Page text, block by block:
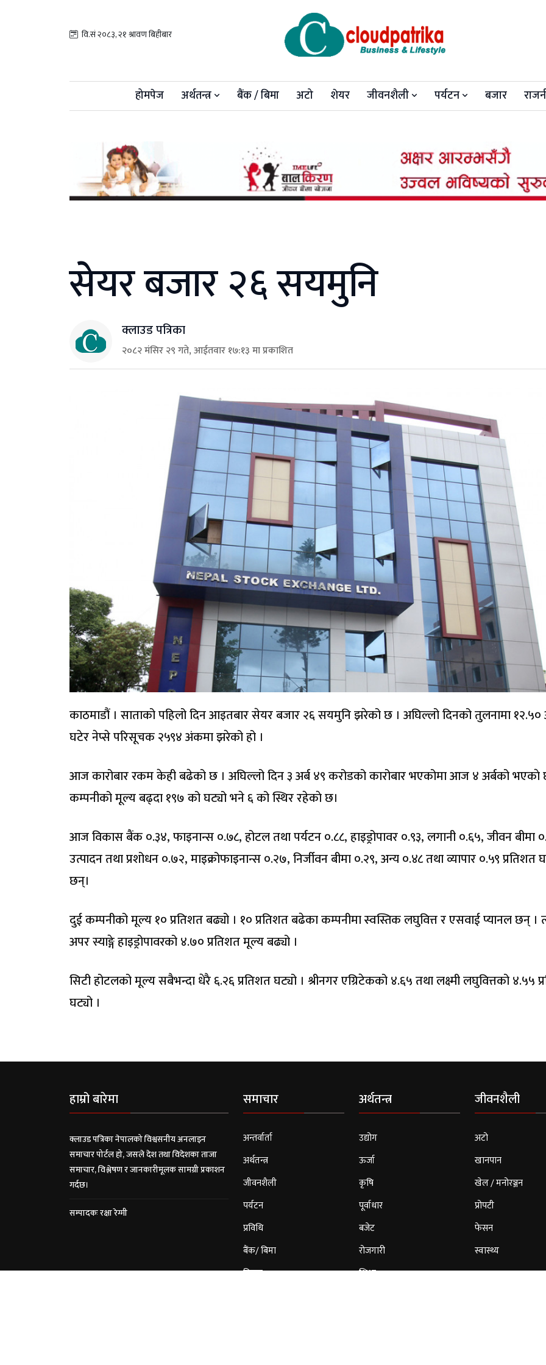
वि.सं २०८३, २१ श्रावण बिहीबार
होमपेज अर्थतन्त्र बैंक / बिमा अटो शेयर जीवनशैली पर्यटन बजार
सेयर बजार २६ सयमुनि
क्लाउड पत्रिका
२०८२ मंसिर २९ गते, आईतवार १७:१३ मा प्रकाशित
काठमाडौं । साताको पहिलो दिन आइतबार सेयर बजार २६ सयमुनि झरेको छ । अघिल्लो दिनको तुलनामा
घटेर नेप्से परिसूचक २५९४ अंकमा झरेको हो ।
आज कारोबार रकम केही बढेको छ । अघिल्लो दिन ३ अर्ब ४९ करोडको कारोबार भएकोमा आज ४ अर्बको भएकाे
कम्पनीको मूल्य बढ्दा १९७ को घट्यो भने ६ को स्थिर रहेकाे छ।
आज विकास बैंक ०.३४, फाइनान्स ०.७८, होटल तथा पर्यटन ०.८८, हाइड्रोपावर ०.९३, लगानी ०.६५, जीवन बीमा
उत्पादन तथा प्रशोधन ०.७२, माइक्रोफाइनान्स ०.२७, निर्जीवन बीमा ०.२९, अन्य ०.४८ तथा व्यापार ०.५९ प्रतिशत
छन्।
दुई कम्पनीको मूल्य १० प्रतिशत बढ्यो । १० प्रतिशत बढेका कम्पनीमा स्वस्तिक लघुवित्त र एसवाई प्यानल छन् ।
अपर स्याङ्गे हाइड्रोपावरको ४.७० प्रतिशत मूल्य बढ्यो ।
सिटी होटलको मूल्य सबैभन्दा धेरै ६.२६ प्रतिशत घट्यो । श्रीनगर एग्रिटेकको ४.६५ तथा लक्ष्मी लघुवित्तको ४.५५
घट्यो ।
हाम्रो बारेमा
क्लाउड पत्रिका नेपालको विश्वसनीय अनलाइन
समाचार पोर्टल हो, जसले देश तथा विदेशका ताजा
समाचार, विश्लेषण र जानकारीमूलक सामग्री प्रकाशन
गर्दछ।
सम्पादकः रक्षा रेग्मी
समाचार
अन्तर्वार्ता
अर्थतन्त्र
जीवनशैली
पर्यटन
प्रविधि
बैंक/ बिमा
विचार
अर्थतन्त्र
उद्योग
ऊर्जा
कृषि
पूर्वाधार
बजेट
रोजगारी
शिक्षा
जीवनशैली
अटो
खानपान
खेल / मनोरञ्जन
प्रोपटी
फेसन
स्वास्थ्य